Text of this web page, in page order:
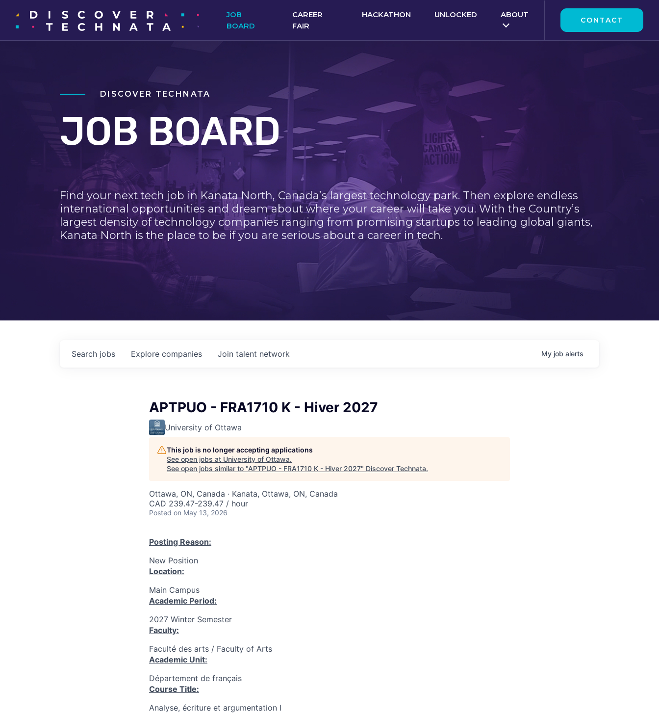
JOB
BOARD
CAREER
FAIR
HACKATHON UNLOCKED ABOUT
CONTACT
DISCOVER TECHNATA
JOB BOARD
Find your next tech job in Kanata North, Canada’s largest technology park. Then explore endless
international opportunities and dream about where your career will take you. With the Country’s
largest density of technology companies ranging from promising startups to leading global giants,
Kanata North is the place to be if you are serious about a career in tech.
Search jobs Explore companies Join talent network My job alerts
APTPUO - FRA1710 K - Hiver 2027
University of Ottawa
This job is no longer accepting applications
See open jobs at University of Ottawa.
See open jobs similar to "APTPUO - FRA1710 K - Hiver 2027" Discover Technata.
Ottawa, ON, Canada · Kanata, Ottawa, ON, Canada
CAD 239.47-239.47 / hour
Posted on May 13, 2026
Posting Reason:
New Position
Location:
Main Campus
Academic Period:
2027 Winter Semester
Faculty:
Faculté des arts / Faculty of Arts
Academic Unit:
Département de français
Course Title:
Analyse, écriture et argumentation I